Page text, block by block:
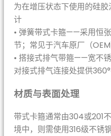
为在增压状态下使用的硅
计
• 弹簧带式卡箍——采用恒
节；常见于汽车原厂（
• 搭接式排气带箍——宽不
对接式排气连接处提供
材质与表面处理
带式卡箍通常由304或201
境中，则需使用316级不锈